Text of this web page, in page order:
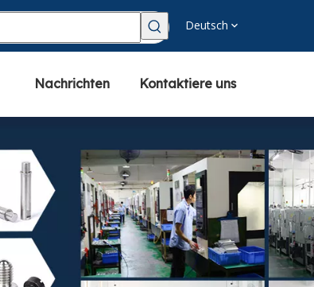
Deutsch
Nachrichten Kontaktiere uns